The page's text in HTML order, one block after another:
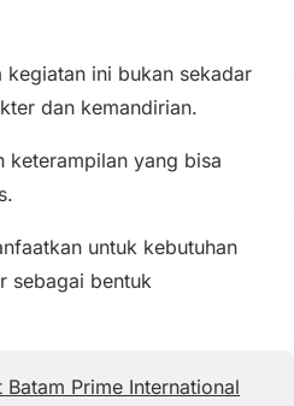
ini bukan sekadar
dan kemandirian.
keterampilan yang bisa
untuk kebutuhan
sebagai bentuk
Prime International